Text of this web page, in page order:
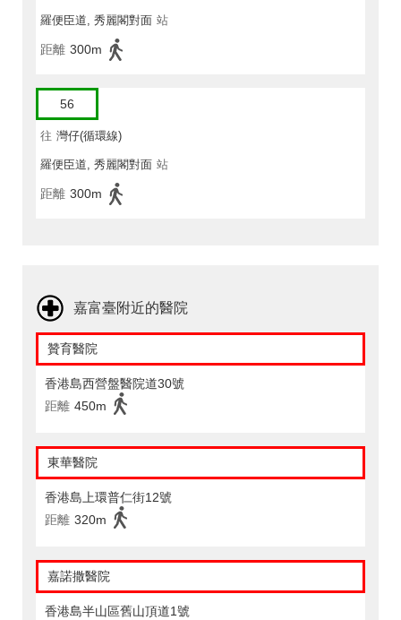
羅便臣道, 秀麗閣對面 站
距離 300m
56
往 灣仔(循環線)
羅便臣道, 秀麗閣對面 站
距離 300m
嘉富臺附近的醫院
贊育醫院
香港島西營盤醫院道30號
距離 450m
東華醫院
香港島上環普仁街12號
距離 320m
嘉諾撒醫院
香港島半山區舊山頂道1號